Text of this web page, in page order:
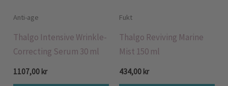
Anti-age
Thalgo Intensive Wrinkle-
Correcting Serum 30 ml
1107,00 kr
Fukt
Thalgo Reviving Marine
Mist 150 ml
434,00 kr